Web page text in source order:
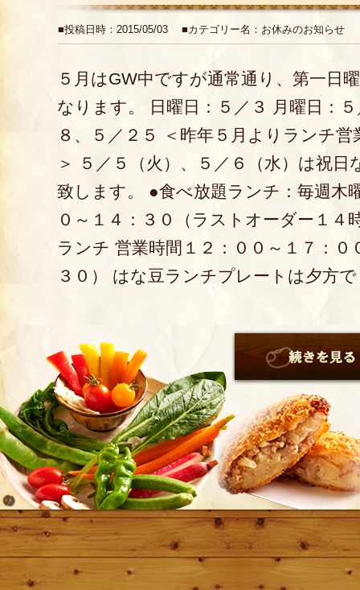
■投稿日時：2015/05/03 ■カテゴリー名：お休みのお知らせ
５月はGW中ですが通常通り、第一日
なります。 日曜日：５／３ 月曜日：
８、５／２５ ＜昨年５月よりランチ
＞ ５／５（火）、５／６（水）は祝
致します。 ●食べ放題ランチ：毎週木
０～１４：３０（ラストオーダー１
ランチ 営業時間１２：００～１７：
３０） はな豆ランチプレートは夕方